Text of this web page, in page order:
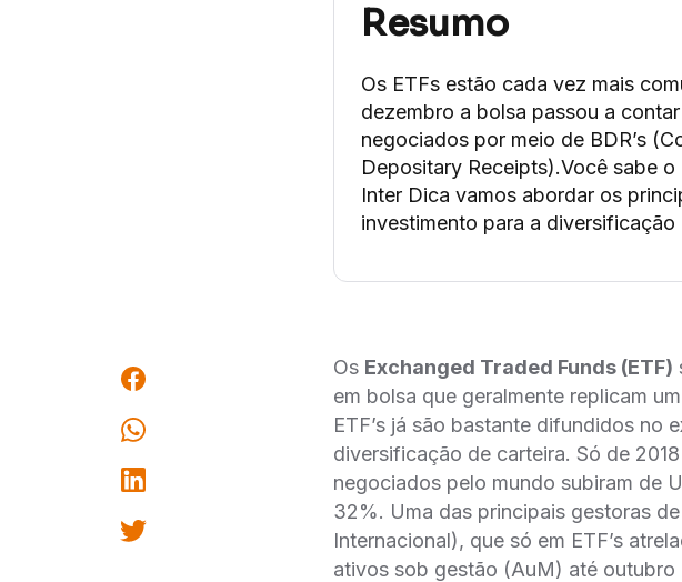
Resumo
Os ETFs estão cada vez mais
dezembro a bolsa passou a
negociados por meio de BDR’s
Depositary Receipts).Você sabe
Inter Dica vamos abordar os
investimento para a diversificação
Os Exchanged Traded Funds (ETF)
em bolsa que geralmente replicam
ETF’s já são bastante difundidos no
diversificação de carteira. Só de
negociados pelo mundo subiram de
32%. Uma das principais gestoras
Internacional), que só em ETF’s
ativos sob gestão (AuM) até outubro